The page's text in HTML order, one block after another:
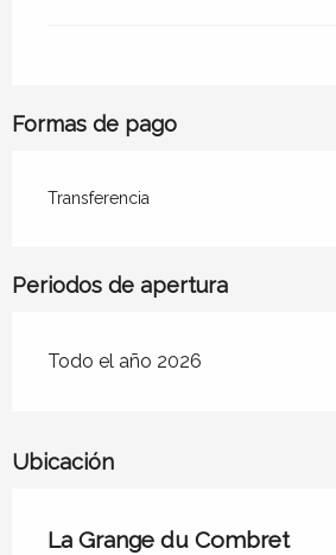
Formas de pago
Transferencia
Periodos de apertura
Todo el año 2026
Ubicación
La Grange du Combret